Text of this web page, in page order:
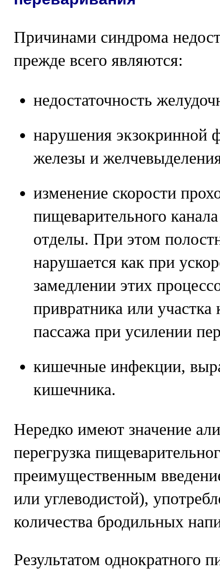
Причинами синдрома
прежде всего являются:
недостаточность
нарушения экзокринной
железы и
изменение скорости
пищеварительного
отделы. При этом
нарушается как при
замедлении этих
привратника или
пассажа при усилении
кишечные инфекции,
кишечника.
Нередко имеют значение
перегрузка
преимущественным
или углеводистой),
количества бродильных
Результатом однократного